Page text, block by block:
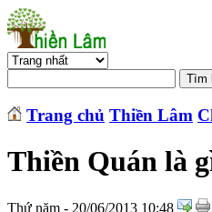
Trang chủ Thiền Lâm
Thiền Quán là
Thứ năm - 20/06/2013 10:48